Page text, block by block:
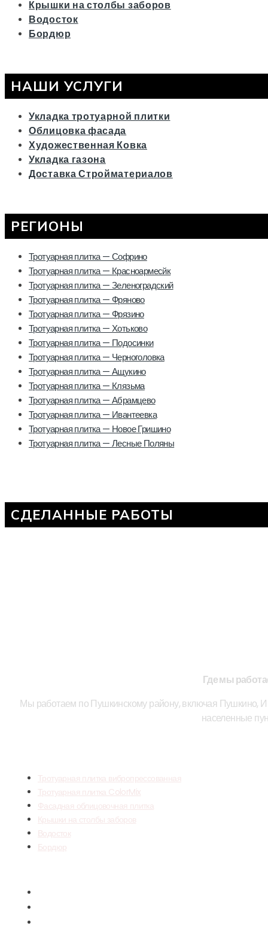
Крышки на столбы заборов
Водосток
Бордюр
НАШИ УСЛУГИ
Укладка тротуарной плитки
Облицовка фасада
Художественная Ковка
Укладка газона
Доставка Стройматериалов
РЕГИОНЫ
Тротуарная плитка — Софрино
Тротуарная плитка — Красноармесйк
Тротуарная плитка — Зеленоградский
Тротуарная плитка — Фряново
Тротуарная плитка — Фрязино
Тротуарная плитка — Хотьково
Тротуарная плитка — Подосинки
Тротуарная плитка — Черноголовка
Тротуарная плитка — Ащукино
Тротуарная плитка — Клязьма
Тротуарная плитка — Абрамцево
Тротуарная плитка — Ивантеевка
Тротуарная плитка — Новое Гришино
Тротуарная плитка — Лесные Поляны
СДЕЛАННЫЕ РАБОТЫ
Где мы
Мы работаем по Пушкинскому району, включая Пушкино,
населенные
Тротуарная плитка вибропрессованная
Тротуарная плитка ColorMix
Фасадная облицовочная плитка
Крышки на столбы заборов
Водосток
Бордюр